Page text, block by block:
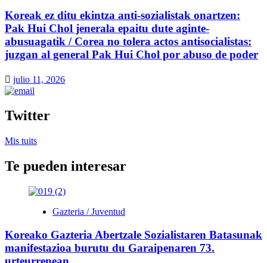
Koreak ez ditu ekintza anti-sozialistak onartzen:
Pak Hui Chol jenerala epaitu dute aginte-
abusuagatik / Corea no tolera actos antisocialistas:
juzgan al general Pak Hui Chol por abuso de poder
julio 11, 2026
Twitter
Mis tuits
Te pueden interesar
Gazteria / Juventud
Koreako Gazteria Abertzale Sozialistaren Batasunak
manifestazioa burutu du Garaipenaren 73.